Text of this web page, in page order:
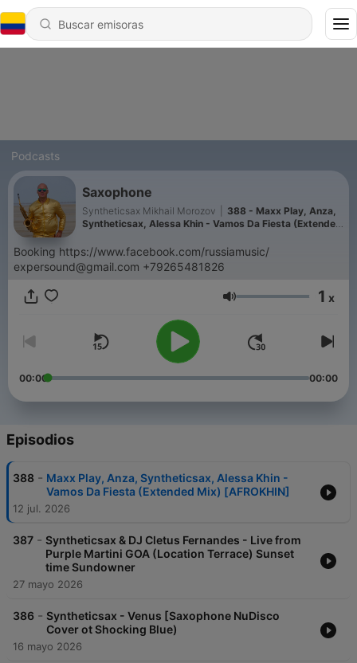
Podcasts
Saxophone
Syntheticsax Mikhail Morozov
388 - Maxx Play, Anza,
Syntheticsax, Alessa Khin - Vamos Da Fiesta (Extended
Booking https://www.facebook.com/russiamusic/
expersound@gmail.com +79265481826
Volumen 1 x
00:00 00:00
Episodios
388 - Maxx Play, Anza, Syntheticsax, Alessa Khin -
Vamos Da Fiesta (Extended Mix) [AFROKHIN]
12 jul. 2026
387 - Syntheticsax & DJ Cletus Fernandes - Live from
Purple Martini GOA (Location Terrace) Sunset
time Sundowner
27 mayo 2026
386 - Syntheticsax - Venus [Saxophone NuDisco
Cover ot Shocking Blue)
16 mayo 2026